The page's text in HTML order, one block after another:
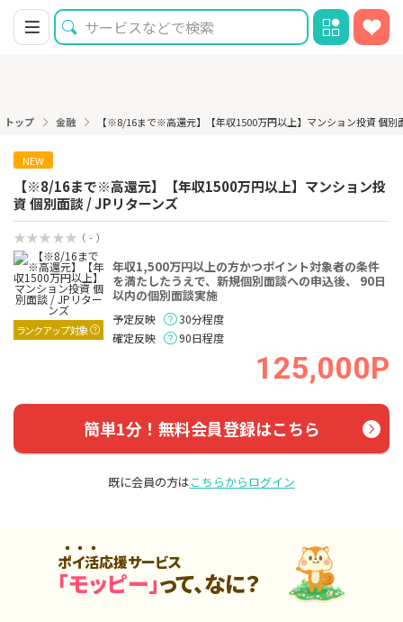
トップ 金融 【※8/16まで※高還元】【年収1500万円以上】マンション投資 個別
NEW
【※8/16まで※高還元】【年収1500万円以上】マンション投
資 個別面談 / JPリターンズ
（ - ）
ランクアップ対象
年収1,500万円以上の方かつポイント対象者の条件
を満たしたうえで、新規個別面談への申込後、 90日
以内の個別面談実施
予定反映
30分程度
確定反映
90日程度
125,000P
簡単1分！無料会員登録はこちら
既に会員の方はこちらからログイン
ポイ活応援サービス
「モッピー」って、なに？